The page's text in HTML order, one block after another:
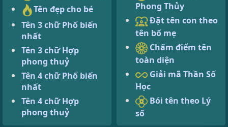
Tên đẹp cho bé
Tên 3 chữ Phổ biến
nhất
Tên 3 chữ Hợp
phong thuỷ
Tên 4 chữ Phổ biến
nhất
Tên 4 chữ Hợp
phong thuỷ
Phong Thủy
Đặt tên con theo
tên bố mẹ
Chấm điểm tên
toàn diện
Giải mã Thần Số
Học
Bói tên theo Lý
số